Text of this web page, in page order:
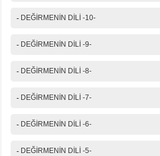
- DEĞİRMENİN DİLİ -10-
- DEĞİRMENİN DİLİ -9-
- DEĞİRMENİN DİLİ -8-
- DEĞİRMENİN DİLİ -7-
- DEĞİRMENİN DİLİ -6-
- DEĞİRMENİN DİLİ -5-